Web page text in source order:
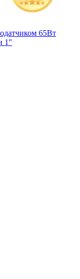
65Вт
1"